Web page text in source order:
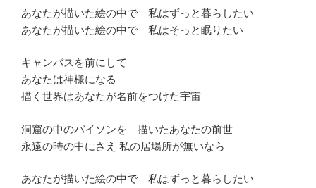
あなたが描いた絵の中で 私はずっと暮らしたい
あなたが描いた絵の中で 私はそっと眠りたい
キャンバスを前にして
あなたは神様になる
描く世界はあなたが名前をつけた宇宙
洞窟の中のバイソンを 描いたあなたの前世
永遠の時の中にさえ 私の居場所が無いなら
あなたが描いた絵の中で 私はずっと暮らしたい